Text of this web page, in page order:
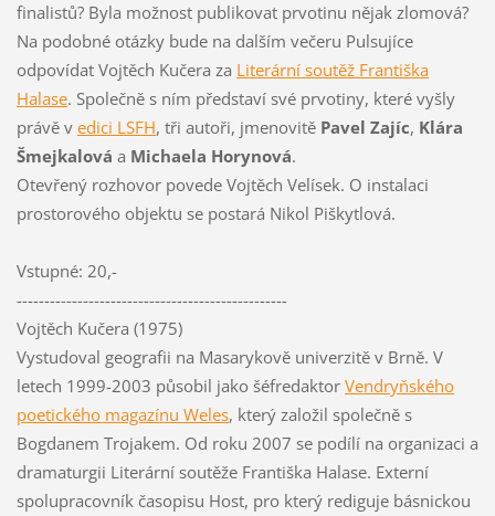
finalistů? Byla možnost publikovat prvotinu nějak zlomová?
Na podobné otázky bude na dalším večeru Pulsujíce
odpovídat Vojtěch Kučera za Literární soutěž Františka
Halase. Společně s ním představí své prvotiny, které vyšly
právě v edici LSFH, tři autoři, jmenovitě Pavel Zajíc, Klára
Šmejkalová a Michaela Horynová.
Otevřený rozhovor povede Vojtěch Velísek. O instalaci
prostorového objektu se postará Nikol Piškytlová.
Vstupné: 20,-
-------------------------------------------------
Vojtěch Kučera (1975)
Vystudoval geografii na Masarykově univerzitě v Brně. V
letech 1999-2003 působil jako šéfredaktor Vendryňského
poetického magazínu Weles, který založil společně s
Bogdanem Trojakem. Od roku 2007 se podílí na organizaci a
dramaturgii Literární soutěže Františka Halase. Externí
spolupracovník časopisu Host, pro který rediguje básnickou